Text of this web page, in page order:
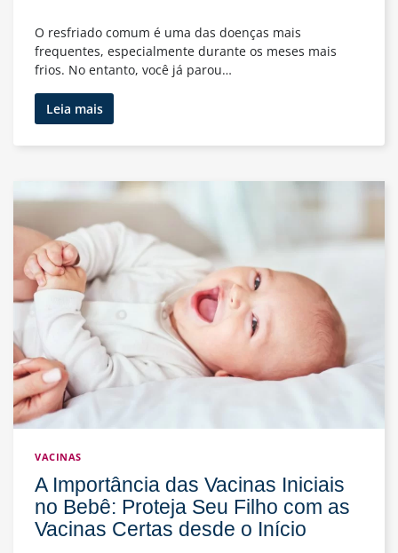
O resfriado comum é uma das doenças mais
frequentes, especialmente durante os meses mais
frios. No entanto, você já parou…
Leia maisComo
Identificar
e
um
Resfriado
Fora
Época:
Quando
o
Pode
Ajudar
no
VACINAS
A Importância das Vacinas Iniciais
no Bebê: Proteja Seu Filho com as
Vacinas Certas desde o Início